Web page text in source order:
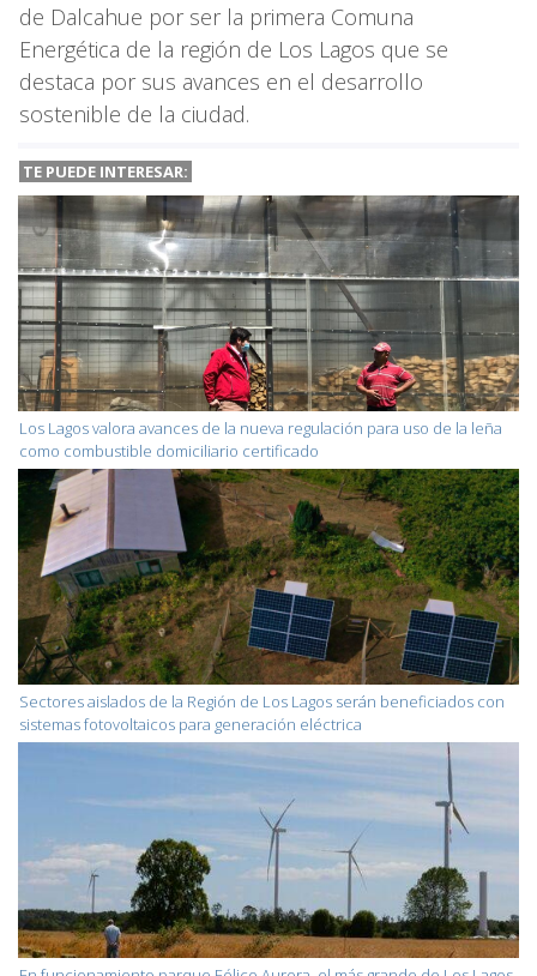
de Dalcahue por ser la primera Comuna
Energética de la región de Los Lagos que se
destaca por sus avances en el desarrollo
sostenible de la ciudad.
TE PUEDE INTERESAR:
Los Lagos valora avances de la nueva regulación para uso de la leña
como combustible domiciliario certificado
Sectores aislados de la Región de Los Lagos serán beneficiados con
sistemas fotovoltaicos para generación eléctrica